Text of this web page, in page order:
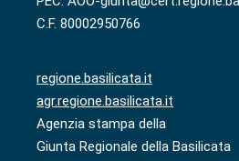
C.F. 80002950766
regione.basilicata.it
agr.regione.basilicata.it
Agenzia stampa della
Giunta Regionale della Basilicata